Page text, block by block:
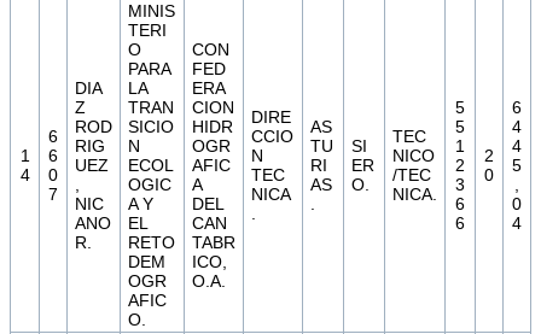
1
4
6
6
0
7
DIA
Z
ROD
RIG
UEZ
NIC
ANO
R.
MINIS
TERI
O
PARA
LA
TRAN
SICIO
N
ECOL
OGIC
A Y
EL
RETO
DEM
OGR
AFIC
O.
CON
FED
ERA
CION
HIDR
OGR
AFIC
A
DEL
CAN
TABR
ICO,
O.A.
DIRE
CCIO
N
TEC
NICA
AS
TU
RI
AS
SI
ER
O.
TEC
NICO
/TEC
NICA.
5
5
1
2
3
6
6
2
0
6
4
4
5
0
4